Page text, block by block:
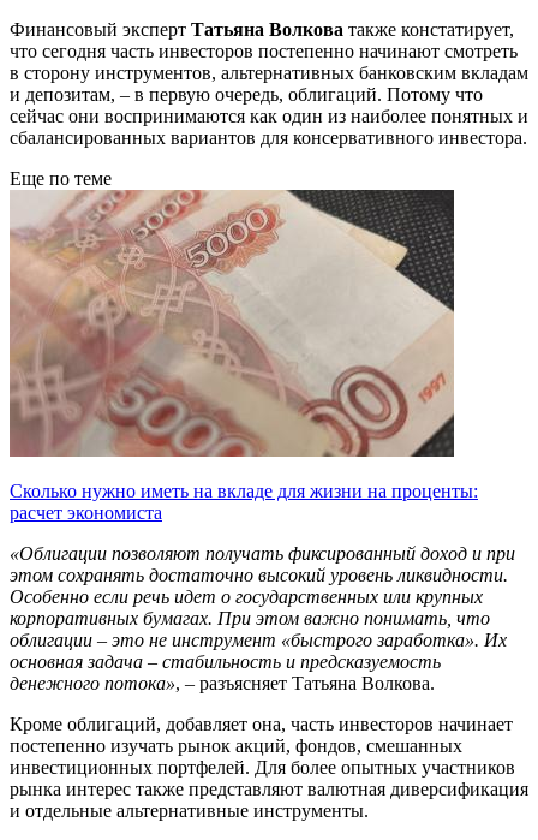
Финансовый эксперт Татьяна Волкова также констатирует,
что сегодня часть инвесторов постепенно начинают смотреть
в сторону инструментов, альтернативных банковским вкладам
и депозитам, – в первую очередь, облигаций. Потому что
сейчас они воспринимаются как один из наиболее понятных и
сбалансированных вариантов для консервативного инвестора.
Еще по теме
Сколько нужно иметь на вкладе для жизни на проценты:
расчет экономиста
«Облигации позволяют получать фиксированный доход и при
этом сохранять достаточно высокий уровень ликвидности.
Особенно если речь идет о государственных или крупных
корпоративных бумагах. При этом важно понимать, что
облигации – это не инструмент «быстрого заработка». Их
основная задача – стабильность и предсказуемость
денежного потока», – разъясняет Татьяна Волкова.
Кроме облигаций, добавляет она, часть инвесторов начинает
постепенно изучать рынок акций, фондов, смешанных
инвестиционных портфелей. Для более опытных участников
рынка интерес также представляют валютная диверсификация
и отдельные альтернативные инструменты.